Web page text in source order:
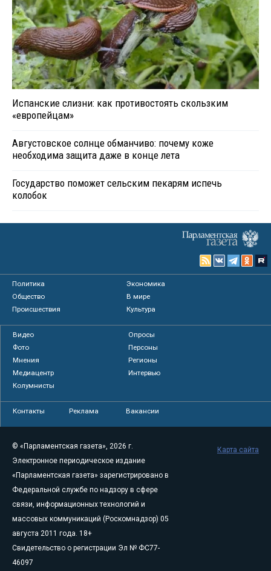
Испанские слизни: как противостоять скользким
«европейцам»
Августовское солнце обманчиво: почему коже
необходима защита даже в конце лета
Государство поможет сельским пекарям испечь
колобок
Политика
Экономика
Общество
В мире
Происшествия
Культура
Видео
Опросы
Фото
Персоны
Мнения
Регионы
Медиацентр
Интервью
Колумнисты
Контакты Реклама Вакансии
© «Парламентская газета», 2026 г.
Электронное периодическое издание
«Парламентская газета» зарегистрировано в
Федеральной службе по надзору в сфере
связи, информационных технологий и
массовых коммуникаций (Роскомнадзор) 05
августа 2011 года. 18+
Свидетельство о регистрации Эл № ФС77-
46097
Карта сайта